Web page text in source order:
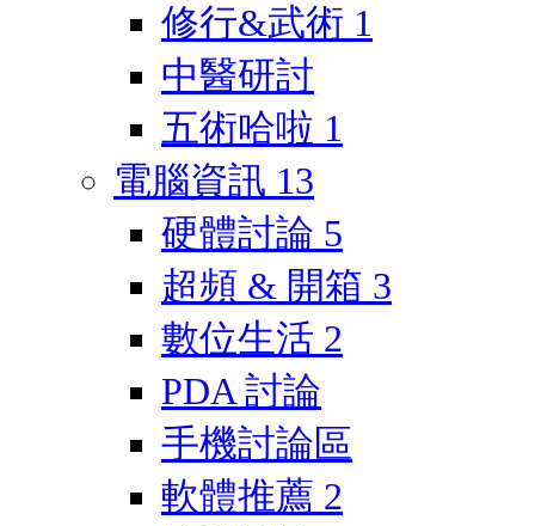
修行&武術 1
中醫研討
五術哈啦 1
電腦資訊 13
硬體討論 5
超頻 & 開箱 3
數位生活 2
PDA 討論
手機討論區
軟體推薦 2